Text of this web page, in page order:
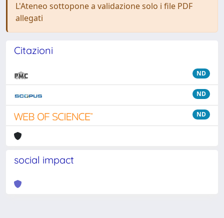
L'Ateneo sottopone a validazione solo i file PDF
allegati
Citazioni
ND
ND
ND
social impact